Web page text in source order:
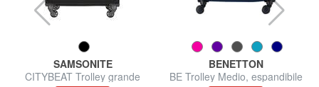
SAMSONITE
CITYBEAT Trolley grande
BENETTON
BE Trolley Medio, espandibile